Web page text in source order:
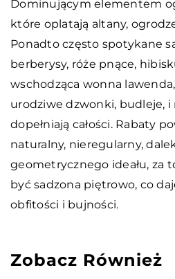
Dominującym elementem
które oplatają altany,
Ponadto często spotykane
berberysy, róże pnące,
wschodząca wonna
urodziwe dzwonki, budleje,
dopełniają całości. Rabaty
naturalny, nieregularny,
geometrycznego ideału, za
być sadzona piętrowo, co
obfitości i bujności.
Zobacz Również